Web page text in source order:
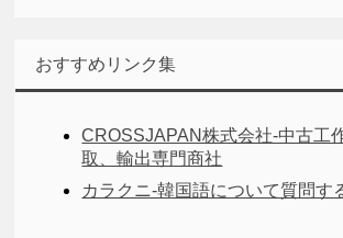
おすすめリンク集
CROSSJAPAN株式会社-中古工
取、輸出専門商社
カラクニ-韓国語について質問す